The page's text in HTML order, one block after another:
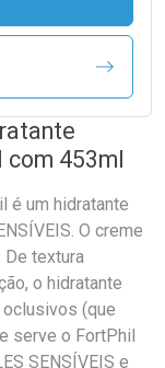
com 453ml
é um hidratante
O creme
De textura
o hidratante
(que
serve o FortPhil
SENSÍVEIS e